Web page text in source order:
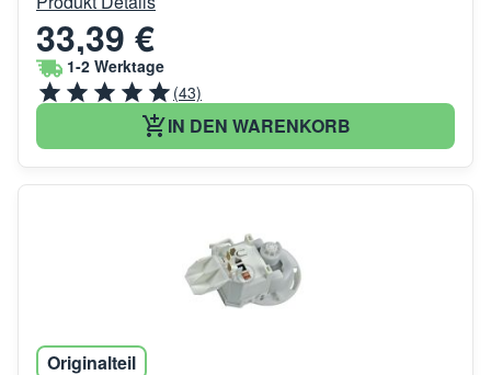
33,39 €
1-2 Werktage
(43)
IN DEN WARENKORB
Originalteil